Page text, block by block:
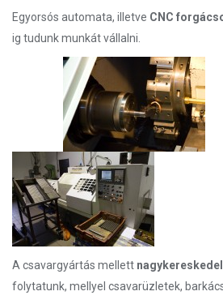
Egyorsós automata, illetve CNC
ig tudunk munkát vállalni.
A csavargyártás mellett
folytatunk, mellyel csavarüzletek,